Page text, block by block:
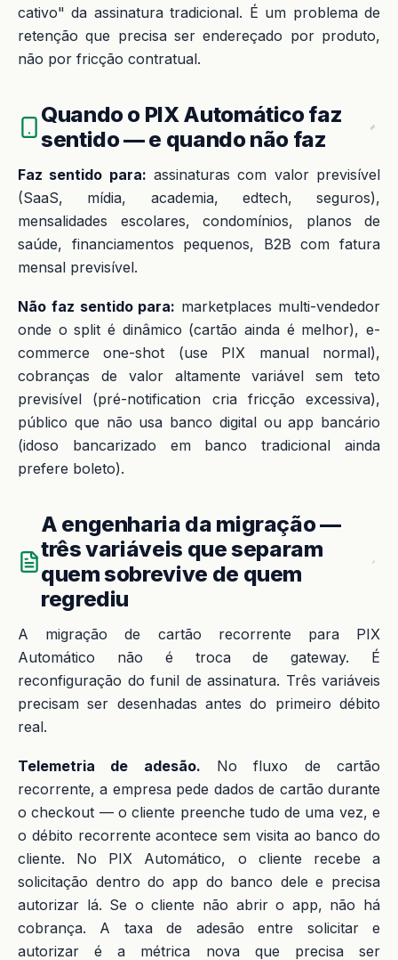
cativo" da assinatura tradicional. É um problema de
retenção que precisa ser endereçado por produto,
não por fricção contratual.
Quando o PIX Automático faz
sentido — e quando não faz
Faz sentido para: assinaturas com valor previsível
(SaaS, mídia, academia, edtech, seguros),
mensalidades escolares, condomínios, planos de
saúde, financiamentos pequenos, B2B com fatura
mensal previsível.
Não faz sentido para: marketplaces multi-vendedor
onde o split é dinâmico (cartão ainda é melhor), e-
commerce one-shot (use PIX manual normal),
cobranças de valor altamente variável sem teto
previsível (pré-notification cria fricção excessiva),
público que não usa banco digital ou app bancário
(idoso bancarizado em banco tradicional ainda
prefere boleto).
A engenharia da migração —
três variáveis que separam
quem sobrevive de quem
regrediu
A migração de cartão recorrente para PIX
Automático não é troca de gateway. É
reconfiguração do funil de assinatura. Três variáveis
precisam ser desenhadas antes do primeiro débito
real.
Telemetria de adesão. No fluxo de cartão
recorrente, a empresa pede dados de cartão durante
o checkout — o cliente preenche tudo de uma vez, e
o débito recorrente acontece sem visita ao banco do
cliente. No PIX Automático, o cliente recebe a
solicitação dentro do app do banco dele e precisa
autorizar lá. Se o cliente não abrir o app, não há
cobrança. A taxa de adesão entre solicitar e
autorizar é a métrica nova que precisa ser